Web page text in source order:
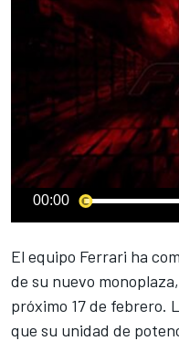
00:00
El equipo Ferrari ha
de su nuevo
próximo 17 de febrero.
que su unidad de